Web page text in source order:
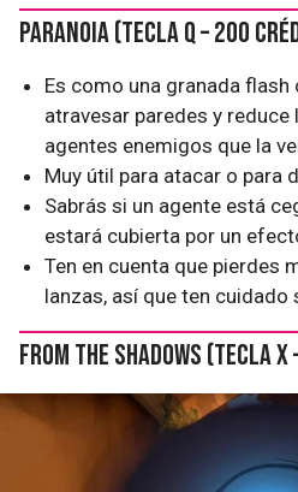
Paranoia (tecla Q – 200
Es como una granada
atravesar paredes y
agentes enemigos que la
Muy útil para atacar o para
Sabrás si un agente está
estará cubierta por un
Ten en cuenta que pierdes
lanzas, así que ten cuidado
From the Shadows (tecla X